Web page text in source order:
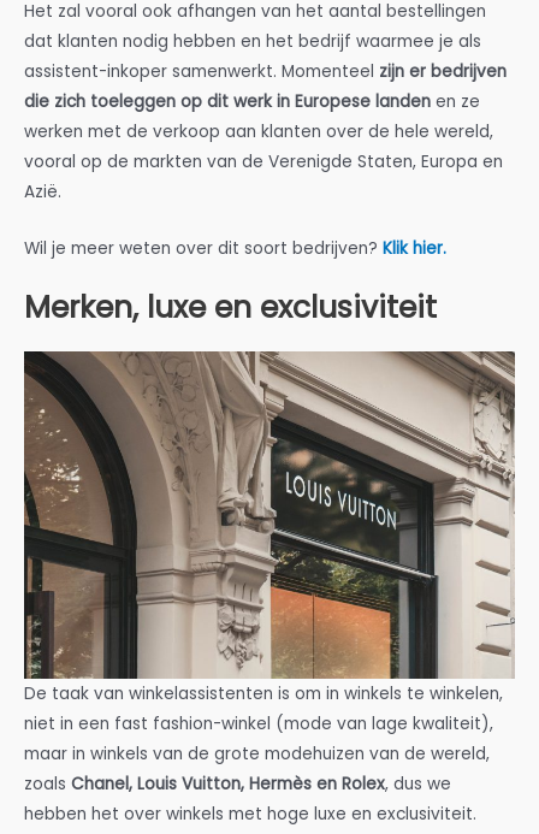
Het zal vooral ook afhangen van het aantal bestellingen
dat klanten nodig hebben en het bedrijf waarmee je als
assistent-inkoper samenwerkt. Momenteel zijn er bedrijven
die zich toeleggen op dit werk in Europese landen en ze
werken met de verkoop aan klanten over de hele wereld,
vooral op de markten van de Verenigde Staten, Europa en
Azië.
Wil je meer weten over dit soort bedrijven? Klik hier.
Merken, luxe en exclusiviteit
De taak van winkelassistenten is om in winkels te winkelen,
niet in een fast fashion-winkel (mode van lage kwaliteit),
maar in winkels van de grote modehuizen van de wereld,
zoals Chanel, Louis Vuitton, Hermès en Rolex, dus we
hebben het over winkels met hoge luxe en exclusiviteit.